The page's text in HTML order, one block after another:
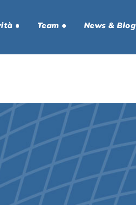
Team News & Blog